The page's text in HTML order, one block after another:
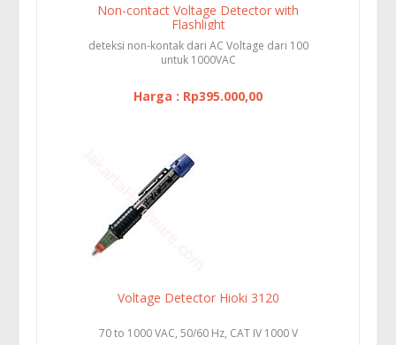
Non-contact Voltage Detector with
Flashlight
deteksi non-kontak dari AC Voltage dari 100
untuk 1000VAC
Harga : Rp395.000,00
Voltage Detector Hioki 3120
70 to 1000 VAC, 50/60 Hz, CAT IV 1000 V